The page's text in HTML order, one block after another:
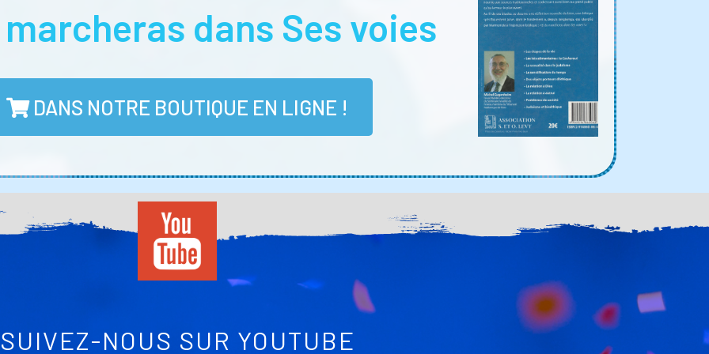
dans Ses voies
DANS NOTRE BOUTIQUE EN LIGNE !
SUIVEZ-NOUS SUR YOUTUBE